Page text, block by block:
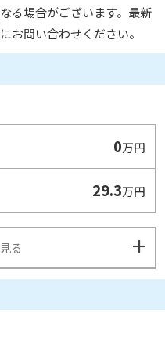
る場合がございます。最新
お問い合わせください。
0万円
29.3万円
る